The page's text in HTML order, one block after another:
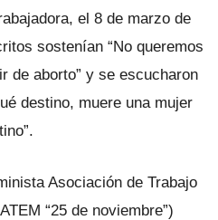
el 8 de marzo de
sostenían “No queremos
de aborto” y se escucharon
destino, muere una mujer
Asociación de Trabajo
“25 de noviembre”)